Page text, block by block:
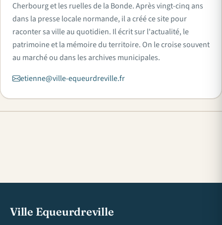
Cherbourg et les ruelles de la Bonde. Après vingt-cinq ans
dans la presse locale normande, il a créé ce site pour
raconter sa ville au quotidien. Il écrit sur l'actualité, le
patrimoine et la mémoire du territoire. On le croise souvent
au marché ou dans les archives municipales.
etienne@ville-equeurdreville.fr
Ville Equeurdreville